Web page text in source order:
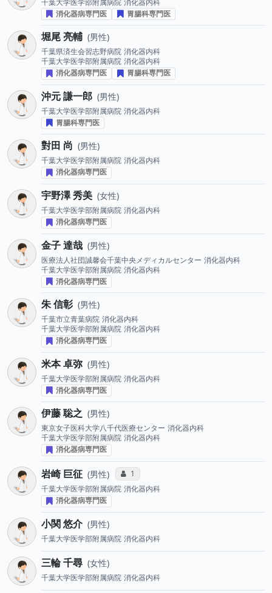
消化器病専門医
胃腸科専門医
堀尾 亮輔 男性
千葉県済生会習志野病院 消化器内科
千葉大学医学部附属病院 消化器内科
消化器病専門医
胃腸科専門医
沖元 謙一郎 男性
千葉大学医学部附属病院 消化器内科
胃腸科専門医
對田 尚 男性
千葉大学医学部附属病院 消化器内科
消化器病専門医
宇野澤 秀美 女性
千葉大学医学部附属病院 消化器内科
消化器病専門医
金子 達哉 男性
医療法人社団誠馨会千葉中央メディカルセンター 消化器内科
千葉大学医学部附属病院 消化器内科
消化器病専門医
朱 信彰 男性
千葉市立青葉病院 消化器内科
千葉大学医学部附属病院 消化器内科
消化器病専門医
米本 卓弥 男性
千葉大学医学部附属病院 消化器内科
消化器病専門医
伊藤 聡之 男性
東京女子医科大学八千代医療センター 消化器内科
千葉大学医学部附属病院 消化器内科
消化器病専門医
岩崎 巨征 男性 コミュニケーション・タイプ投票数
1
千葉大学医学部附属病院 消化器内科
消化器病専門医
⼩関 悠介 男性
千葉大学医学部附属病院 消化器内科
三輪 千尋 女性
千葉大学医学部附属病院 消化器内科